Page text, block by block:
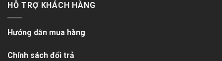
HỖ TRỢ KHÁCH HÀNG
Hướng dẫn mua hàng
Chính sách đổi trả